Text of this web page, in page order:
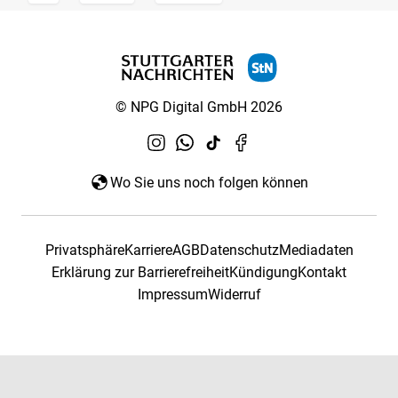
© NPG Digital GmbH 2026
Wo Sie uns noch folgen können
PrivatsphäreKarriereAGBDatenschutzMediadaten
Erklärung zur BarrierefreiheitKündigungKontakt
ImpressumWiderruf